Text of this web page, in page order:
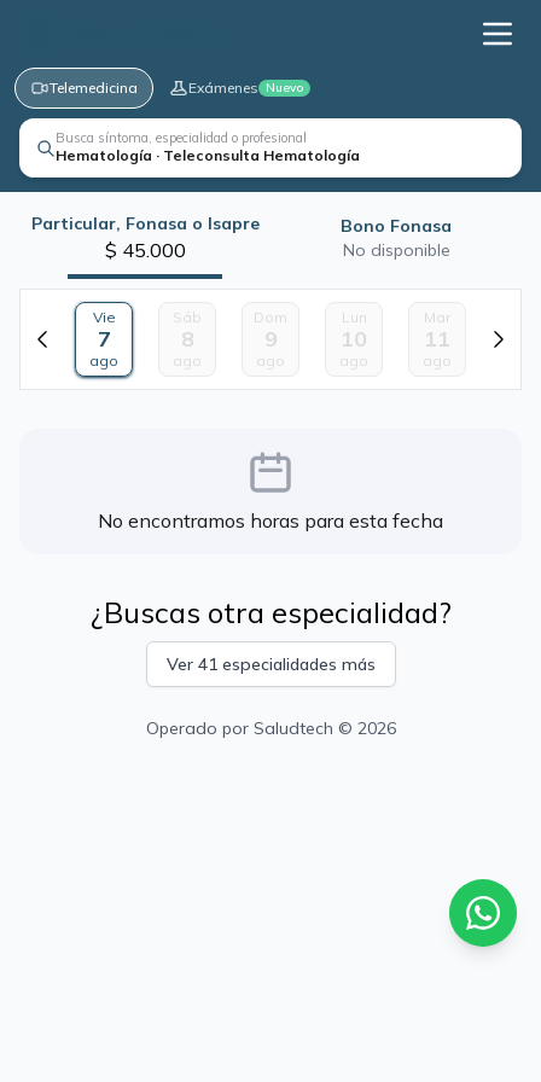
Telemedicina Exámenes Nuevo
Busca síntoma, especialidad o profesional
Hematología · Teleconsulta Hematología
Particular, Fonasa o Isapre
$ 45.000
Bono Fonasa
No disponible
Vie
7
ago
Sáb
8
ago
Dom
9
ago
Lun
10
ago
Mar
11
ago
No encontramos horas para esta fecha
¿Buscas otra especialidad?
Ver 41 especialidades más
Operado por Saludtech © 2026